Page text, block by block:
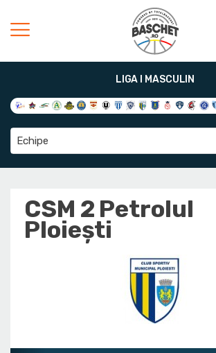
LIGA I MASCULIN
Echipe
CSM 2 Petrolul
Ploiești